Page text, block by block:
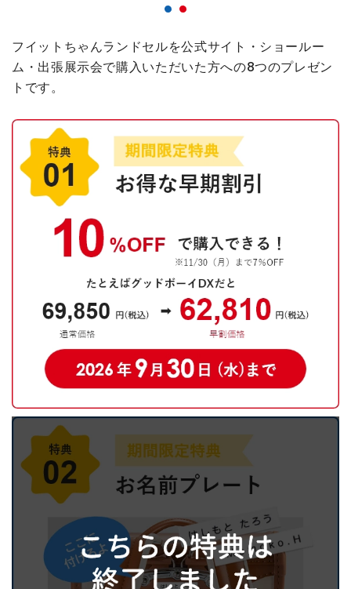
フイットちゃんランドセルを公式サイト・ショールー
ム・出張展示会で購入いただいた方への8つのプレゼン
トです。